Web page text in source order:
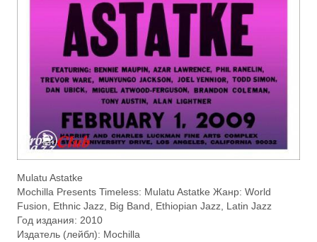
Mulatu Astatke
Mochilla Presents Timeless: Mulatu Astatke Жанр: World
Fusion, Ethnic Jazz, Big Band, Ethiopian Jazz, Latin Jazz
Год издания: 2010
Издатель (лейбл): Mochilla